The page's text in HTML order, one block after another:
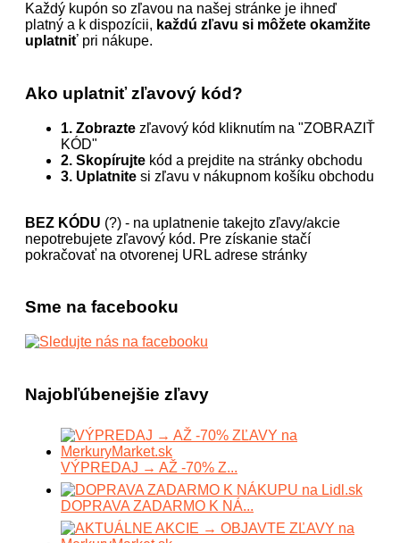
Každý kupón so zľavou na našej stránke je ihneď
platný a k dispozícii, každú zľavu si môžete okamžite
uplatniť pri nákupe.
Ako uplatniť zľavový kód?
1. Zobrazte zľavový kód kliknutím na "ZOBRAZIŤ
KÓD"
2. Skopírujte kód a prejdite na stránky obchodu
3. Uplatnite si zľavu v nákupnom košíku obchodu
BEZ KÓDU (?) - na uplatnenie takejto zľavy/akcie
nepotrebujete zľavový kód. Pre získanie stačí
pokračovať na otvorenej URL adrese stránky
Sme na facebooku
Najobľúbenejšie zľavy
VÝPREDAJ → AŽ -70% Z...
DOPRAVA ZADARMO K NÁ...